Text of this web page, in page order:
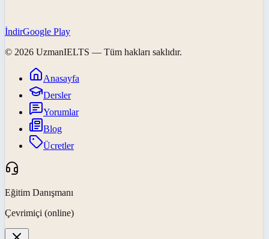
İndirGoogle Play
© 2026 UzmanIELTS — Tüm hakları saklıdır.
Anasayfa
Dersler
Yorumlar
Blog
Ücretler
Eğitim Danışmanı
Çevrimiçi (online)